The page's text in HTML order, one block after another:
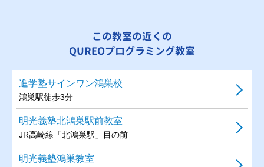
この教室の近くの
QUREOプログラミング教室
進学塾サインワン鴻巣校
鴻巣駅徒歩3分
明光義塾北鴻巣駅前教室
JR高崎線「北鴻巣駅」目の前
明光義塾鴻巣教室